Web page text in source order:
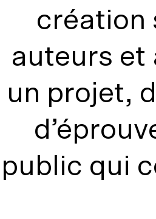
création
auteurs et
un projet,
public qui